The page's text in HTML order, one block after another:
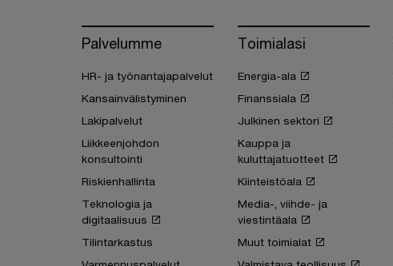
Palvelumme
HR- ja työnantajapalvelut
Kansainvälistyminen
Lakipalvelut
Liikkeenjohdon
konsultointi
Riskienhallinta
Teknologia ja
digitaalisuus
Tilintarkastus
Toimialasi
Energia-ala
Finanssiala
Julkinen sektori
Kauppa ja
kuluttajatuotteet
Kiinteistöala
Media-, viihde- ja
viestintäala
Muut toimialat